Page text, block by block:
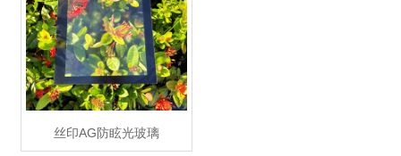
丝印AG防眩光玻璃